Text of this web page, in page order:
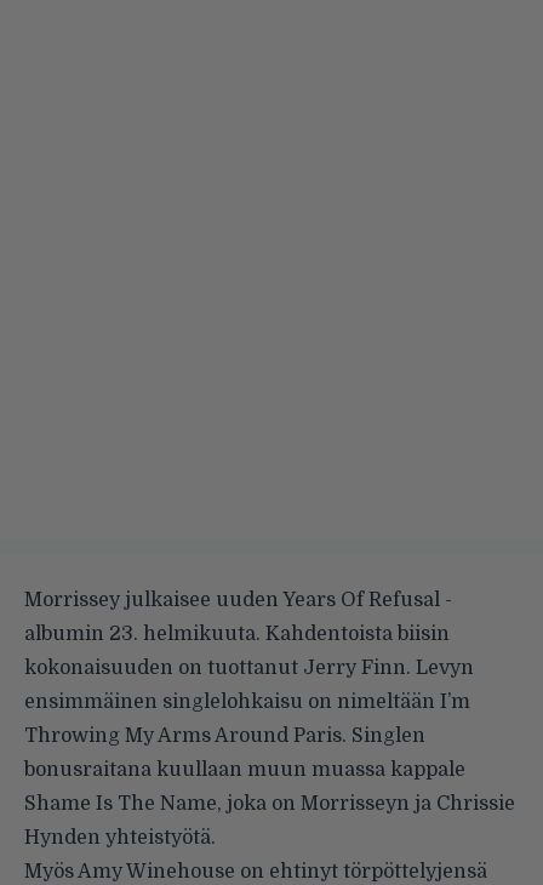
Morrissey julkaisee uuden Years Of Refusal -
albumin 23. helmikuuta. Kahdentoista biisin
kokonaisuuden on tuottanut Jerry Finn. Levyn
ensimmäinen singlelohkaisu on nimeltään I’m
Throwing My Arms Around Paris. Singlen
bonusraitana kuullaan muun muassa kappale
Shame Is The Name, joka on Morrisseyn ja Chrissie
Hynden yhteistyötä.
Myös Amy Winehouse on ehtinyt törpöttelyjensä